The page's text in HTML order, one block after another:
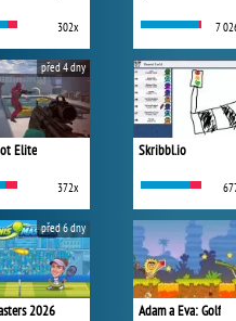
302x
Elite
372x
před 4 dny
2026
před 6 dny
7
Skribbl.io
Adam a Eva: Golf